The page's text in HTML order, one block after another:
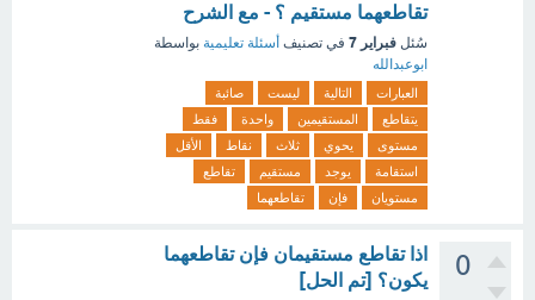
تقاطعهما مستقيم ؟ - مع الشرح
سُئل فبراير 7 في تصنيف أسئلة تعليمية بواسطة
ابوعبدالله
العبارات التالية ليست
صائبة
يتقاطع
المستقيمين واحدة
فقط
مستوى
يحوي ثلاث نقاط
الأقل
استقامة
يوجد مستقيم
تقاطع
مستويان
فإن تقاطعهما
0
اذا تقاطع مستقيمان فإن تقاطعهما
يكون؟ [تم الحل]